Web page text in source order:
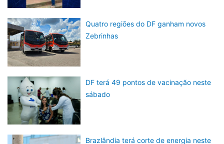
Quatro regiões do DF ganham novos
Zebrinhas
DF terá 49 pontos de vacinação neste
sábado
Brazlândia terá corte de energia neste